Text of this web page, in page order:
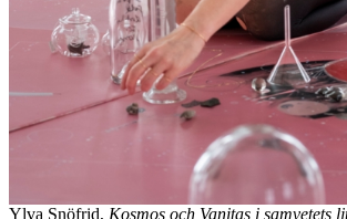
Ylva Snöfrid, Kosmos och Vanitas i samvetets